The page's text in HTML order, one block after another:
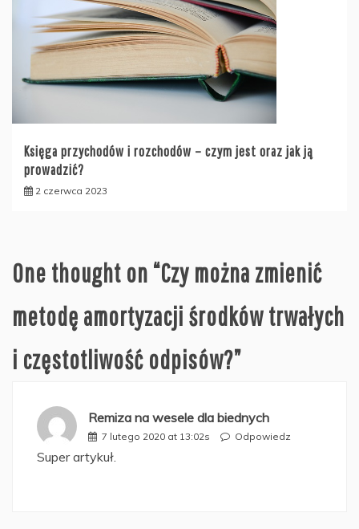
Księga przychodów i rozchodów – czym jest oraz jak ją
prowadzić?
2 czerwca 2023
One thought on “Czy można zmienić
metodę amortyzacji środków trwałych
i częstotliwość odpisów?”
Remiza na wesele dla biednych
7 lutego 2020 at 13:02s Odpowiedz
Super artykuł.